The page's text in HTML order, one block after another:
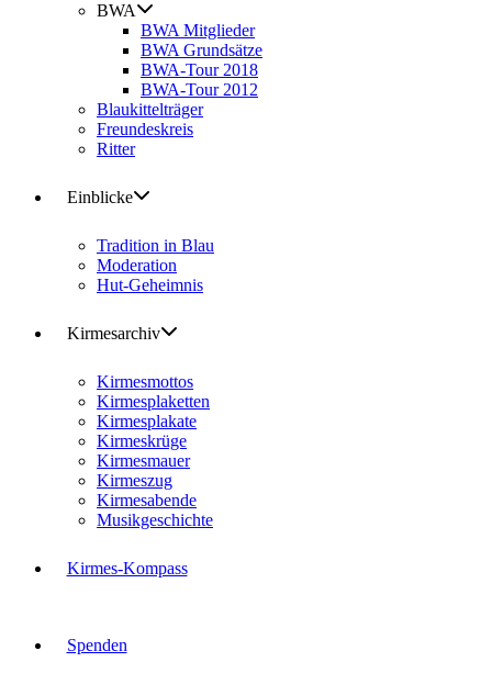
BWA
BWA Mitglieder
BWA Grundsätze
BWA-Tour 2018
BWA-Tour 2012
Blaukittelträger
Freundeskreis
Ritter
Einblicke
Tradition in Blau
Moderation
Hut-Geheimnis
Kirmesarchiv
Kirmesmottos
Kirmesplaketten
Kirmesplakate
Kirmeskrüge
Kirmesmauer
Kirmeszug
Kirmesabende
Musikgeschichte
Kirmes-Kompass
Spenden